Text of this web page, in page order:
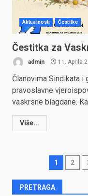
Aktualnosti Čestitke
Čestitka za
admin 11. Aprila
Članovima Sindikata i
pravoslavne
vaskrsne blagdane.
Više...
Posts
1 2
PRETRAGA